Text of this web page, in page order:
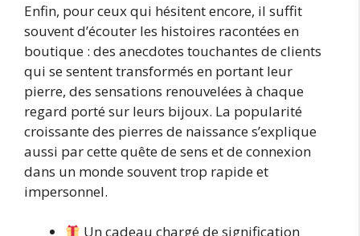
Enfin, pour ceux qui hésitent encore, il suffit
souvent d’écouter les histoires racontées en
boutique : des anecdotes touchantes de clients
qui se sentent transformés en portant leur
pierre, des sensations renouvelées à chaque
regard porté sur leurs bijoux. La popularité
croissante des pierres de naissance s’explique
aussi par cette quête de sens et de connexion
dans un monde souvent trop rapide et
impersonnel.
Un cadeau chargé de signification